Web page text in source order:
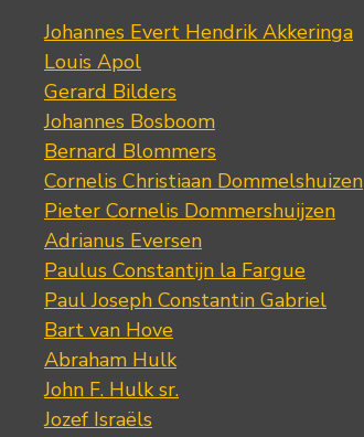
Johannes Evert Hendrik Akkeringa
Louis Apol
Gerard Bilders
Johannes Bosboom
Bernard Blommers
Cornelis Christiaan Dommelshuizen
Pieter Cornelis Dommershuijzen
Adrianus Eversen
Paulus Constantijn la Fargue
Paul Joseph Constantin Gabriel
Bart van Hove
Abraham Hulk
John F. Hulk sr.
Jozef Israëls